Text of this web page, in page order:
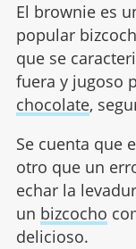
El brownie es
popular
que se
fuera y jugoso
chocolate,
Se cuenta que
otro que un
echar la
un bizcocho
delicioso.